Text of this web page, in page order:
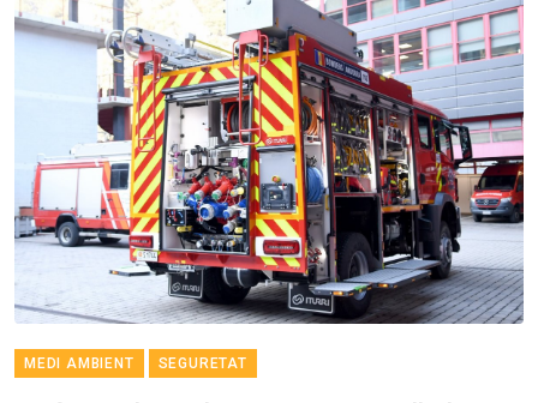
MEDI AMBIENT SEGURETAT